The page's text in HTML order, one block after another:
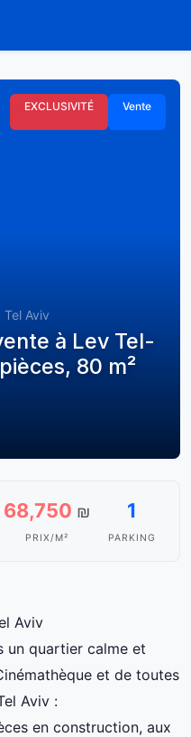
EXCLUSIVITÉ Vente
Tel Aviv
à Lev Tel-
80 m²
68,750 ₪
PRIX/M²
1
PARKING
Aviv
un quartier calme et
et de toutes
Aviv :
en construction, aux